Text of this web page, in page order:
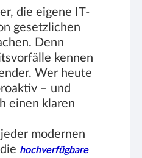
die eigene IT-
gesetzlichen
Denn
kennen
Wer heute
– und
einen klaren
modernen
hochverfügbare